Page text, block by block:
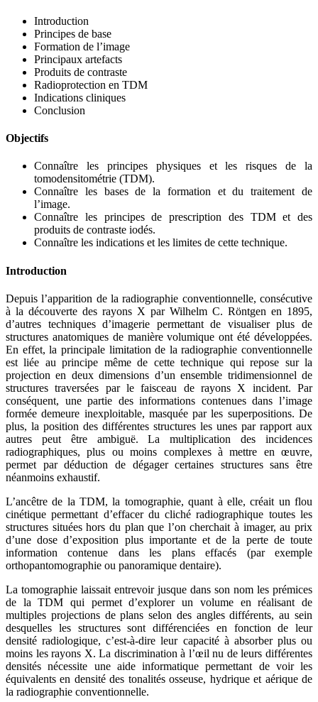
Introduction
Principes de base
Formation de l’image
Principaux artefacts
Produits de contraste
Radioprotection en TDM
Indications cliniques
Conclusion
Objectifs
Connaître les principes physiques et les risques de la
tomodensitométrie (TDM).
Connaître les bases de la formation et du traitement de
l’image.
Connaître les principes de prescription des TDM et des
produits de contraste iodés.
Connaître les indications et les limites de cette technique.
Introduction
Depuis l’apparition de la radiographie conventionnelle, consécutive
à la découverte des rayons X par Wilhelm C. Röntgen en 1895,
d’autres techniques d’imagerie permettant de visualiser plus de
structures anatomiques de manière volumique ont été développées.
En effet, la principale limitation de la radiographie conventionnelle
est liée au principe même de cette technique qui repose sur la
projection en deux dimensions d’un ensemble tridimensionnel de
structures traversées par le faisceau de rayons X incident. Par
conséquent, une partie des informations contenues dans l’image
formée demeure inexploitable, masquée par les superpositions. De
plus, la position des différentes structures les unes par rapport aux
autres peut être ambiguë. La multiplication des incidences
radiographiques, plus ou moins complexes à mettre en œuvre,
permet par déduction de dégager certaines structures sans être
néanmoins exhaustif.
L’ancêtre de la TDM, la tomographie, quant à elle, créait un flou
cinétique permettant d’effacer du cliché radiographique toutes les
structures situées hors du plan que l’on cherchait à imager, au prix
d’une dose d’exposition plus importante et de la perte de toute
information contenue dans les plans effacés (par exemple
orthopantomographie ou panoramique dentaire).
La tomographie laissait entrevoir jusque dans son nom les prémices
de la TDM qui permet d’explorer un volume en réalisant de
multiples projections de plans selon des angles différents, au sein
desquelles les structures sont différenciées en fonction de leur
densité radiologique, c’est-à-dire leur capacité à absorber plus ou
moins les rayons X. La discrimination à l’œil nu de leurs différentes
densités nécessite une aide informatique permettant de voir les
équivalents en densité des tonalités osseuse, hydrique et aérique de
la radiographie conventionnelle.